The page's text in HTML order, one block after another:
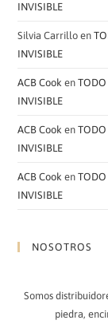
INVISIBLE
Silvia Carrillo en
INVISIBLE
ACB Cook enTODO
INVISIBLE
ACB Cook enTODO
INVISIBLE
ACB Cook enTODO
INVISIBLE
NOSOTROS
Somos
piedra,